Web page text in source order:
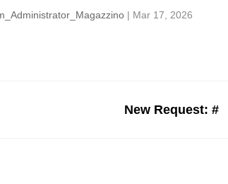
| Mar 17, 2026
New Request: #